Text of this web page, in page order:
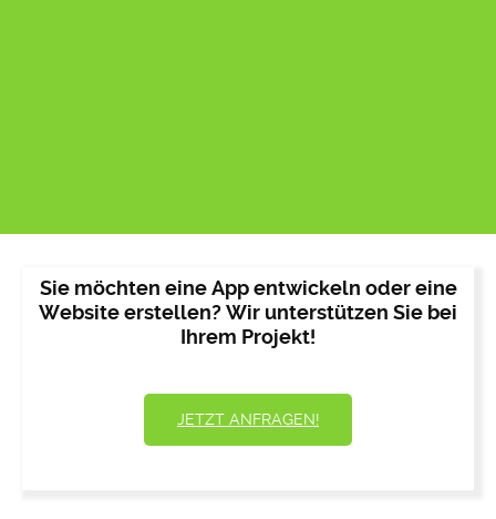
Sie möchten eine App entwickeln oder eine
Website erstellen? Wir unterstützen Sie bei
Ihrem Projekt!
JETZT ANFRAGEN!